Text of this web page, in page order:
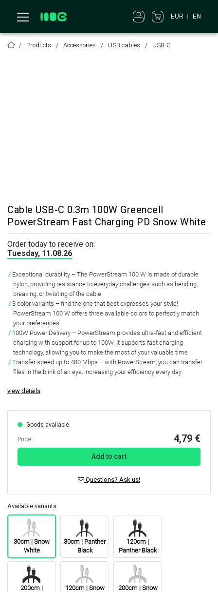
EUR EN
Products Accessories USB cables USB-C
Cable USB-C 0.3m 100W Greencell
PowerStream Fast Charging PD Snow White
Order today to receive on:
Tuesday, 11.08.26
Exceptional durability – The PowerStream 100 W is made of durable
nylon, providing resistance to everyday challenges such as bending,
breaking, or twisting of the cable
3 color variants – find the one that best expresses your style!
PowerStream 100 W offers three available colors to perfectly match
your preferences
100W Power Delivery – PowerStream provides ultra-fast and efficient
charging with support for up to 100W. It supports fast charging
technology, allowing you to make the most of your valuable time
Transfer speed up to 480 Mbps – with PowerStream, you can transfer
files in the blink of an eye, increasing your efficiency every day
view details
Goods available.
Price: 4,79 €
Add to cart
Questions? Ask us!
Available variants:
30cm | Snow
White
30cm | Panther
Black
120cm |
Panther Black
200cm |
120cm | Snow
200cm | Snow